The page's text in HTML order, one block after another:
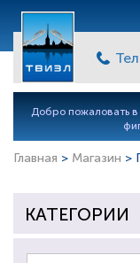
Добро пожаловать
Главная > Магазин >
КАТЕГОРИИ